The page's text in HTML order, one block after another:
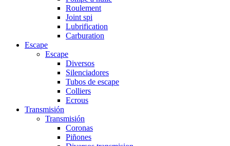
Roulement
Joint spi
Lubrification
Carburation
Escape
Escape
Diversos
Silenciadores
Tubos de escape
Colliers
Ecrous
Transmisión
Transmisión
Coronas
Piñones